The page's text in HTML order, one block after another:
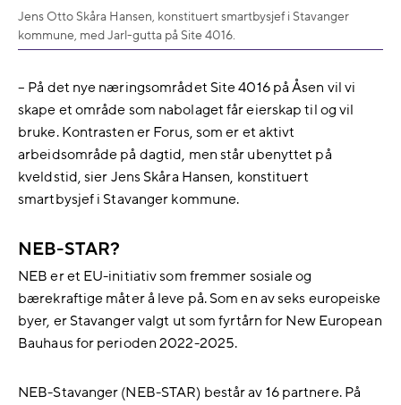
Jens Otto Skåra Hansen, konstituert smartbysjef i Stavanger
kommune, med Jarl-gutta på Site 4016.
– På det nye næringsområdet Site 4016 på Åsen vil vi
skape et område som nabolaget får eierskap til og vil
bruke. Kontrasten er Forus, som er et aktivt
arbeidsområde på dagtid, men står ubenyttet på
kveldstid, sier Jens Skåra Hansen, konstituert
smartbysjef i Stavanger kommune.
NEB-STAR?
NEB er et EU-initiativ som fremmer sosiale og
bærekraftige måter å leve på. Som en av seks europeiske
byer, er Stavanger valgt ut som fyrtårn for New European
Bauhaus for perioden 2022-2025.
NEB-Stavanger (NEB-STAR) består av 16 partnere. På